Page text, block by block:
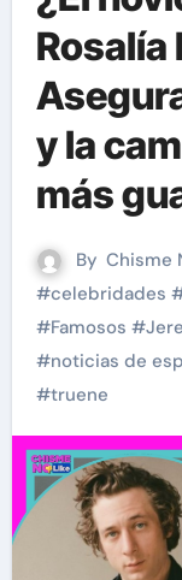
Rosalía
y la
más
By Chisme
#celebridades
#Famosos #
#noticias de
#truene